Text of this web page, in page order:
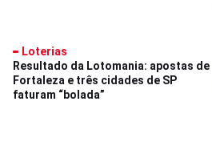
Loterias
Resultado da Lotomania: apostas de
Fortaleza e três cidades de SP
faturam “bolada”